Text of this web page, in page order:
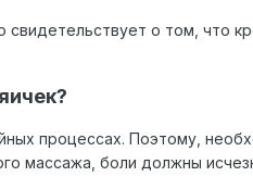
о том, что
процессах. Поэтому,
массажа, боли должны